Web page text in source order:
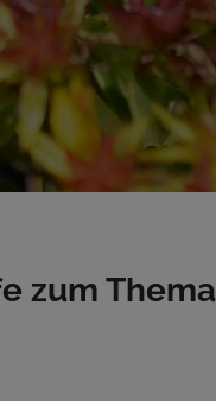
zum Thema